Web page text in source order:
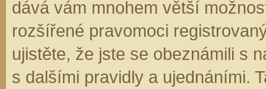
dává vám mnohem větší
rozšířené pravomoci
ujistěte, že jste se obeznámili s
s dalšími pravidly a ujednáními.